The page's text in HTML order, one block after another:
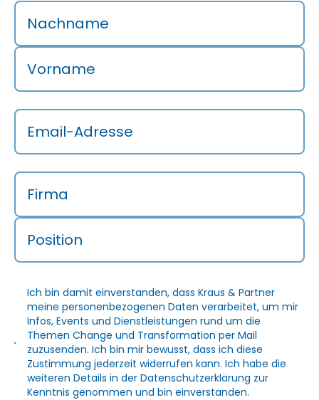
Nachname
Vorname
Email-Adresse
Firma
Position
Ich bin damit einverstanden, dass Kraus & Partner
meine personenbezogenen Daten verarbeitet, um mir
Infos, Events und Dienstleistungen rund um die
Themen Change und Transformation per Mail
zuzusenden. Ich bin mir bewusst, dass ich diese
Zustimmung jederzeit widerrufen kann. Ich habe die
weiteren Details in derDatenschutzerklärung zur
Kenntnis genommen und bin einverstanden.